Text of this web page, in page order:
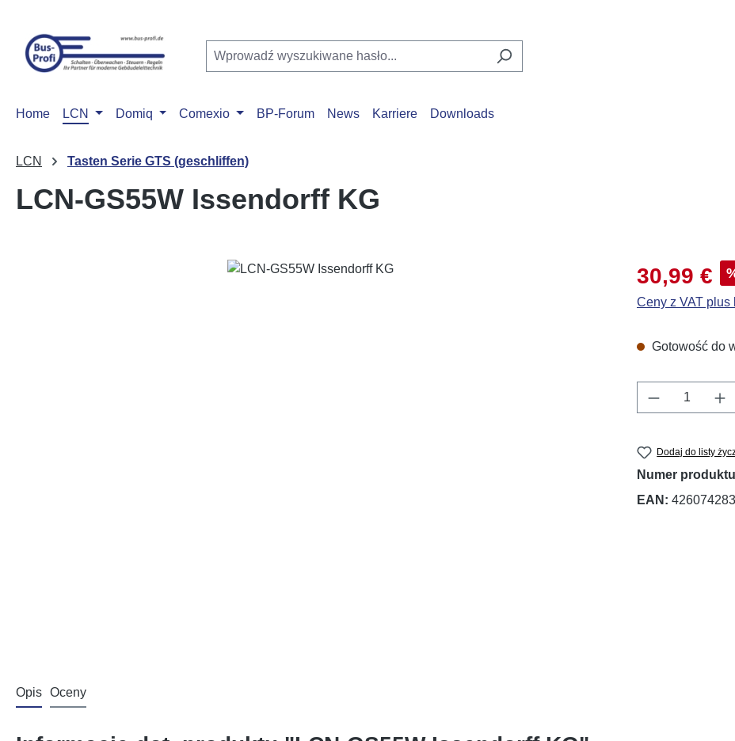
Home LCN Domiq Comexio BP-Forum News Karriere Downloads
LCN Tasten Serie GTS (geschliffen)
LCN-GS55W Issendorff KG
Cena sprzedaży:
30,99 €
Ceny z VAT plus
Gotowość do
Ilość
Dodaj do listy
Numer
EAN:
Opis Oceny